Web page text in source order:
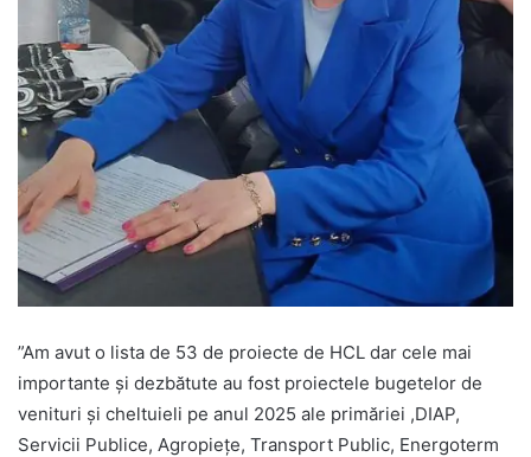
”Am avut o lista de 53 de proiecte de HCL dar cele mai
importante și dezbătute au fost proiectele bugetelor de
venituri și cheltuieli pe anul 2025 ale primăriei ,DIAP,
Servicii Publice, Agropiețe, Transport Public, Energoterm